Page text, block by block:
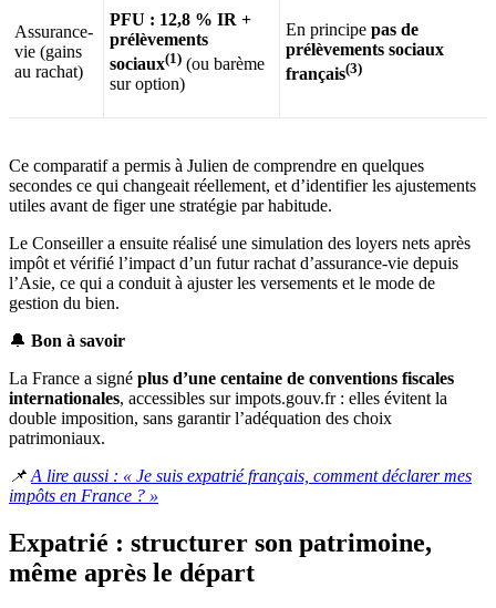
Assurance-
vie (gains
au rachat)
PFU : 12,8 % IR +
prélèvements
sociaux(1) (ou barème
sur option)
En principe pas de
prélèvements sociaux
français(3)
Ce comparatif a permis à Julien de comprendre en quelques
secondes ce qui changeait réellement, et d’identifier les ajustements
utiles avant de figer une stratégie par habitude.
Le Conseiller a ensuite réalisé une simulation des loyers nets après
impôt et vérifié l’impact d’un futur rachat d’assurance-vie depuis
l’Asie, ce qui a conduit à ajuster les versements et le mode de
gestion du bien.
🔔 Bon à savoir
La France a signé plus d’une centaine de conventions fiscales
internationales, accessibles sur impots.gouv.fr : elles évitent la
double imposition, sans garantir l’adéquation des choix
patrimoniaux.
📌 A lire aussi : « Je suis expatrié français, comment déclarer mes
impôts en France ? »
Expatrié : structurer son patrimoine,
même après le départ